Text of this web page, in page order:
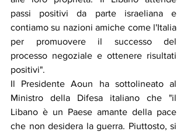
passi positivi da parte israeliana e
contiamo su nazioni amiche come l'Italia
per promuovere il successo del
processo negoziale e ottenere risultati
positivi".
Il Presidente Aoun ha sottolineato al
Ministro della Difesa italiano che "il
Libano è un Paese amante della pace
che non desidera la guerra. Piuttosto, si